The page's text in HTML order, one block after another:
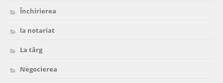
Închirierea
la notariat
La târg
Negocierea